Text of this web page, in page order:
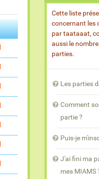
Cette liste
concernant les
par taataaat,
aussi le
parties.
Les parties
Comment
partie ?
Puis-je
J'ai fini ma
mes MIAMS